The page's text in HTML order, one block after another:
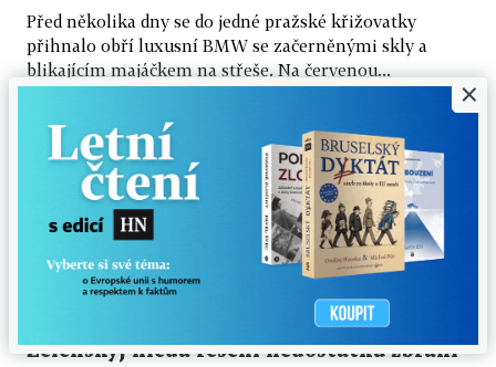
Před několika dny se do jedné pražské křižovatky
přihnalo obří luxusní BMW se začerněnými skly a
blikajícím majáčkem na střeše. Na červenou...
Rusko při úderu na Kyjev zabilo další dítě.
Zelenskyj hledá řešení nedostatku zbraní
×